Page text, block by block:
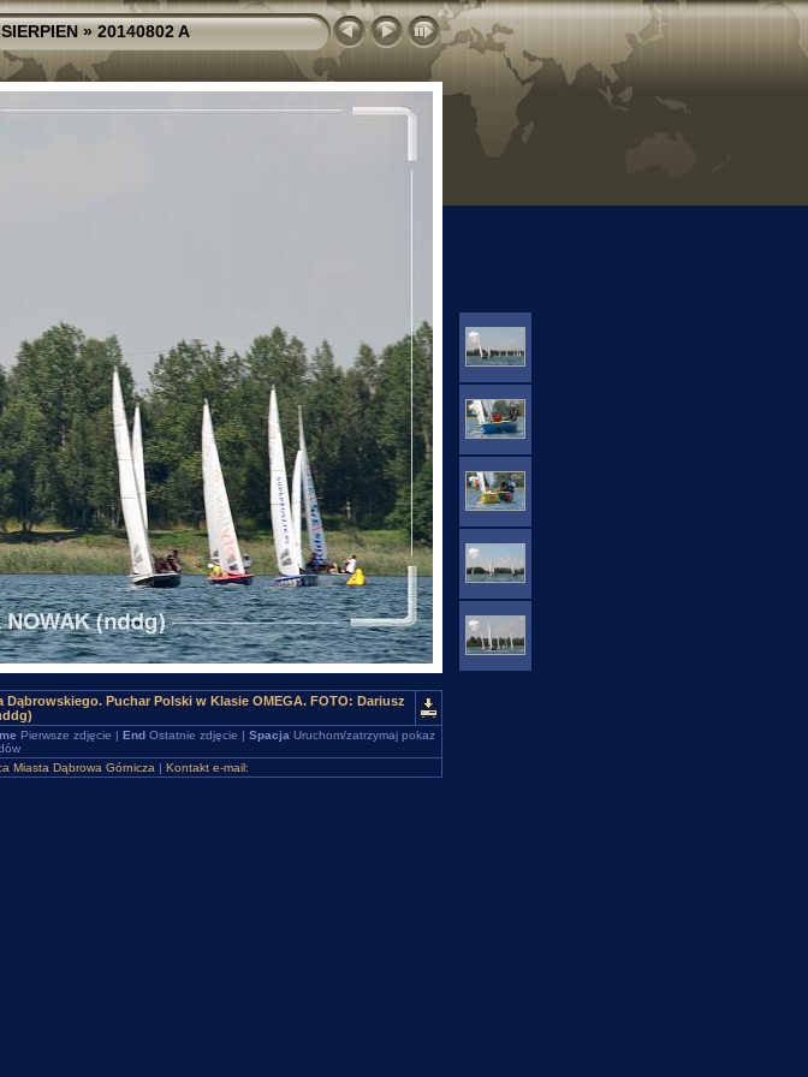
»20140802 A
Puchar Polski w Klasie OMEGA. FOTO: Dariusz
Pierwsze zdjęcie | EndOstatnie zdjęcie | Spacja Uruchom/zatrzymaj pokaz
Miasta Dąbrowa Górnicza | Kontakt e-mail: